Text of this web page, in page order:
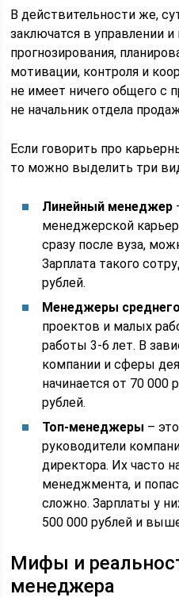
В действительности же,
заключатся в управлении
прогнозирования,
мотивации, контроля и
не имеет ничего общего с
не начальник отдела
Если говорить про
то можно выделить три
Линейный менеджер
менеджерской
сразу после вуза,
Зарплата такого
рублей.
Менеджеры
проектов и малых
работы 3-6 лет. В
компании и сферы
начинается от 70 000
рублей.
Топ-менеджеры –
руководители
директора. Их часто
менеджмента, и
сложно. Зарплаты у
500 000 рублей и
Мифы и
менеджера